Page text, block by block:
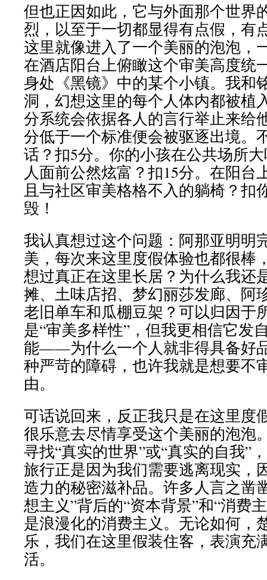
但也正因如此，它与外面那个世界
烈，以至于一切都显得有点假，有
这里就像进入了一个美丽的泡泡，
在酒店阳台上俯瞰这个审美高度统
身处《黑镜》中的某个小镇。我和
洞，幻想这里的每个人体内都被植
分系统会依据各人的言行举止来给
分低于一个标准便会被驱逐出境。
话？扣5分。你的小孩在公共场所
人面前公然炫富？扣15分。在阳台
且与社区审美格格不入的躺椅？扣
毁！
我认真想过这个问题：阿那亚明明
美，每次来这里度假体验也都很棒
想过真正在这里长居？为什么我还
摊、土味店招、梦幻丽莎发廊、阿
老旧单车和瓜棚豆架？可以归因于
是“审美多样性”，但我更相信它发
能——为什么一个人就非得具备好
种严苛的障碍，也许我就是想要不
由。
可话说回来，反正我只是在这里度
很乐意去尽情享受这个美丽的泡泡
寻找“真实的世界”或“真实的自我”
旅行正是因为我们需要逃离现实，
造力的秘密滋补品。许多人言之凿
想主义”背后的“资本背景”和“消费
是浪漫化的消费主义。无论如何，
乐，我们在这里假装住客，表演充
活。